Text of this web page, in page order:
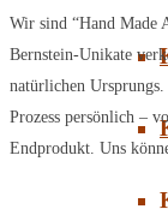
Wir sind “Hand Made
Bernstein-Unikate
natürlichen
Prozess persönlich –
Endprodukt. Uns